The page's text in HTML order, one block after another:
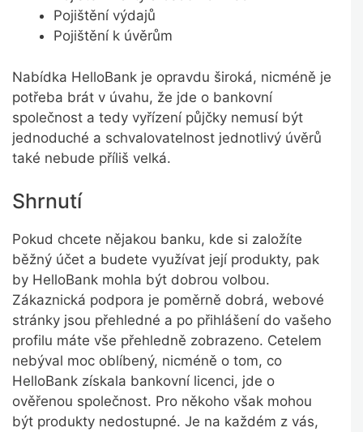
Pojištění výdajů
Pojištění k úvěrům
Nabídka HelloBank je opravdu široká, nicméně je
potřeba brát v úvahu, že jde o bankovní
společnost a tedy vyřízení půjčky nemusí být
jednoduché a schvalovatelnost jednotlivý úvěrů
také nebude příliš velká.
Shrnutí
Pokud chcete nějakou banku, kde si založíte
běžný účet a budete využívat její produkty, pak
by HelloBank mohla být dobrou volbou.
Zákaznická podpora je poměrně dobrá, webové
stránky jsou přehledné a po přihlášení do vašeho
profilu máte vše přehledně zobrazeno. Cetelem
nebýval moc oblíbený, nicméně o tom, co
HelloBank získala bankovní licenci, jde o
ověřenou společnost. Pro někoho však mohou
být produkty nedostupné. Je na každém z vás,